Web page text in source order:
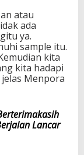
atau
ada
ya.
sample itu.
kita
kita hadapi
Menpora
Lancar